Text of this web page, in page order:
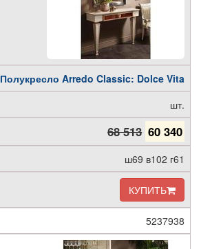
Полукресло Arredo Classic: Dolce Vita
шт.
68 513 60 340
ш69 в102 г61
КУПИТЬ
5237938